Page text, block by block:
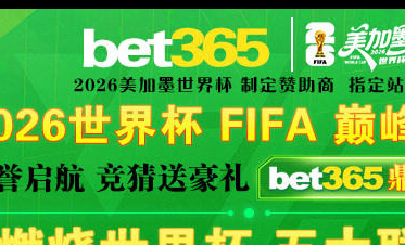
-Official website